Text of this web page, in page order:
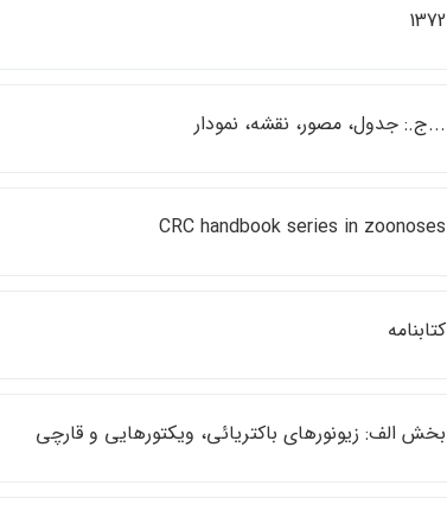
1372
...ج.: جدول، مصور، نقشه، نمودار
CRC handbook series in zoonoses
كتابنامه
بخش الف: زيونورهاي باكتريائي، ويكتورهايي و قارچي